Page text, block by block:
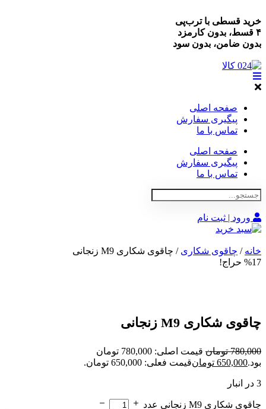
خرید قسطی با ترب‌پی
۴ قسط، بدون کارمزد
بدون ضامن، بدون سود
صفحه اصلی
پیگیری سفارش
تماس با ما
صفحه اصلی
پیگیری سفارش
تماس با ما
ورود | ثبت نام
خانه / چاقوی شکاری / چاقوی شکاری M9 زنجانی
%17 حراج!
چاقوی شکاری M9 زنجانی
780,000 تومان
قیمت اصلی: 780,000 تومان
بود.650,000 تومانقیمت فعلی: 650,000 تومان.
3 در انبار
چاقوی شکاری M9 زنجانی عدد